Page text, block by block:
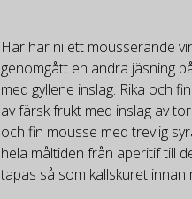
Här har ni ett mousserande
genomgått en andra jäsning
med gyllene inslag. Rika och
av färsk frukt med inslag av
och fin mousse med trevlig
hela måltiden från aperitif till
tapas så som kallskuret innan